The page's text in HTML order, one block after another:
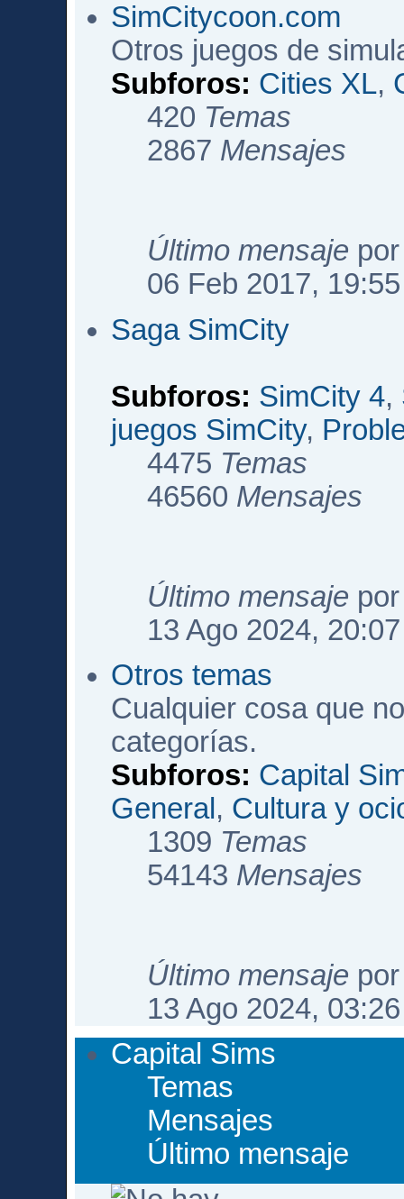
SimCitycoon.com
Otros juegos de
Subforos: Cities XL,
420 Temas
2867 Mensajes
Último mensaje
06 Feb 2017, 19:55
Saga SimCity
Subforos: SimCity 4,
juegos SimCity,
4475 Temas
46560 Mensajes
Último mensaje
13 Ago 2024, 20:07
Otros temas
Cualquier cosa que
categorías.
Subforos: Capital
General , Cultura y
1309 Temas
54143 Mensajes
Último mensaje
13 Ago 2024, 03:26
Capital Sims
Temas
Mensajes
Último mensaje